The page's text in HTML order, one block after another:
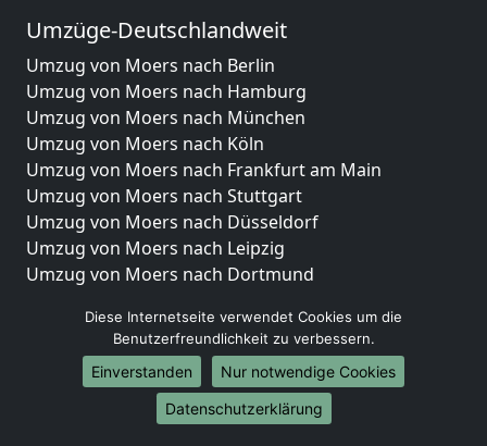
Umzüge-Deutschlandweit
Umzug von Moers nach Berlin
Umzug von Moers nach Hamburg
Umzug von Moers nach München
Umzug von Moers nach Köln
Umzug von Moers nach Frankfurt am Main
Umzug von Moers nach Stuttgart
Umzug von Moers nach Düsseldorf
Umzug von Moers nach Leipzig
Umzug von Moers nach Dortmund
Umzug von Moers nach Bremen
Umzug von Moers nach Dresden
Umzug von Moers nach Hannover
Umzug von Moers nach Nürnberg
Umzug von Moers nach Duisburg
Diese Internetseite verwendet Cookies um die
Benutzerfreundlichkeit zu verbessern.
Einverstanden
Nur notwendige Cookies
Datenschutzerklärung